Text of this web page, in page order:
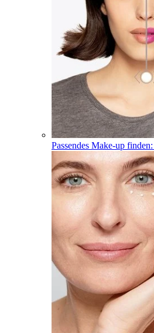
Passendes Make-up